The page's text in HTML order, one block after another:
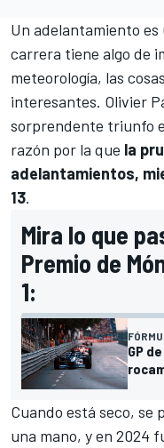
Un adelantamiento es
carrera tiene algo de
meteorología, las
interesantes. Olivier
sorprendente triunfo
razón por la que la
adelantamientos,
13.
Mira lo que
Premio de
1:
GP
Cuando está seco,
una mano, y en 2024